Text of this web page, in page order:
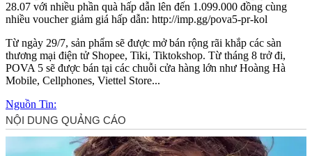
28.07 với nhiều phần quà hấp dẫn lên đến 1.099.000 đồng cùng
nhiều voucher giảm giá hấp dẫn: http://imp.gg/pova5-pr-kol
Từ ngày 29/7, sản phẩm sẽ được mở bán rộng rãi khắp các sàn
thương mại điện tử Shopee, Tiki, Tiktokshop. Từ tháng 8 trở đi,
POVA 5 sẽ được bán tại các chuỗi cửa hàng lớn như Hoàng Hà
Mobile, Cellphones, Viettel Store...
Nguồn Tin: